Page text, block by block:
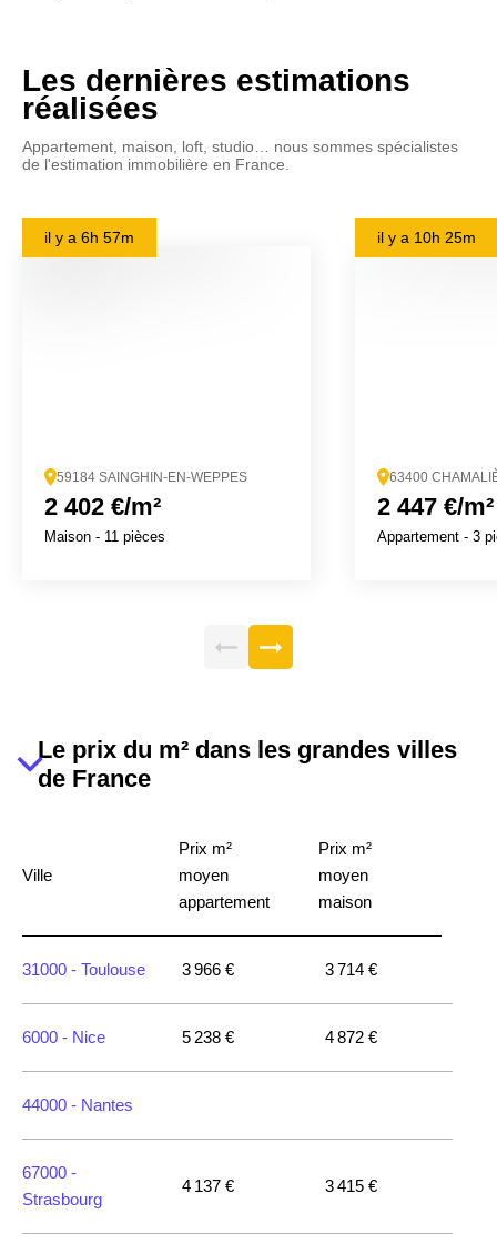
Les dernières estimations
réalisées
Appartement, maison, loft, studio… nous sommes spécialistes
de l'estimation immobilière en France.
il y a 6h 57m
59184 SAINGHIN-EN-WEPPES
2 402 €/m²
Maison - 11 pièces
il y a 10h 25m
63400
2 447 €/m²
Appartement - 3
Le prix du m² dans les grandes villes
de France
Ville
Prix m²
moyen
appartement
Prix m²
moyen
maison
31000 - Toulouse 3 966 € 3 714 €
6000 - Nice 5 238 € 4 872 €
44000 - Nantes
67000 -
Strasbourg
4 137 € 3 415 €